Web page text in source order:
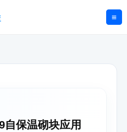
自保温砌块应用